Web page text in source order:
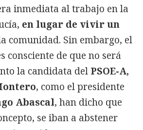
inmediata al trabajo en la
en lugar de vivir un
comunidad. Sin embargo, el
consciente de que no será
la candidata del PSOE-A,
, como el presidente
Abascal, han dicho que
se iban a abstener